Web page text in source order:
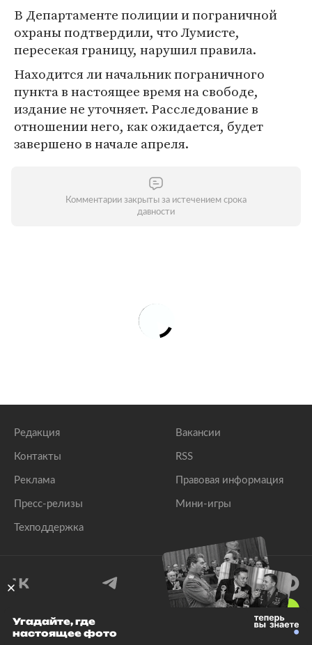
В Департаменте полиции и пограничной
охраны подтвердили, что Лумисте,
пересекая границу, нарушил правила.
Находится ли начальник пограничного
пункта в настоящее время на свободе,
издание не уточняет. Расследование в
отношении него, как ожидается, будет
завершено в начале апреля.
Комментарии закрыты за истечением срока
давности
Редакция
Контакты
Реклама
Пресс-релизы
Техподдержка
Вакансии
RSS
Правовая информация
Мини-игры
© 1999–2026 Все права защищены.
Угадайте, где
настоящее фото